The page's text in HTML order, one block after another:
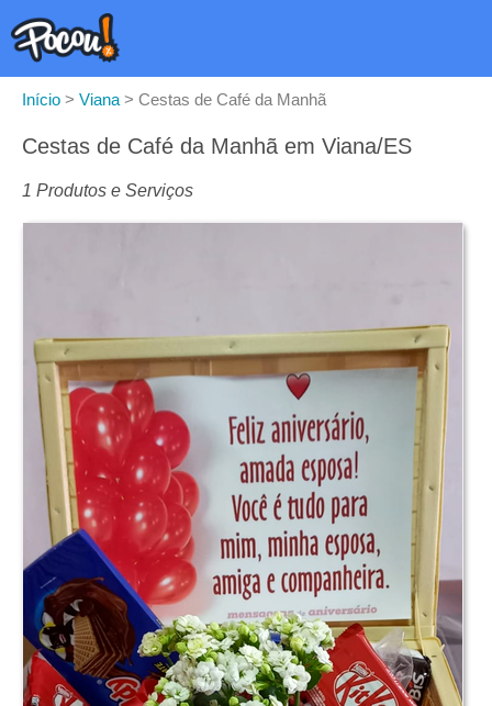
Início > Viana > Cestas de Café da Manhã
Cestas de Café da Manhã em Viana/ES
1 Produtos e Serviços